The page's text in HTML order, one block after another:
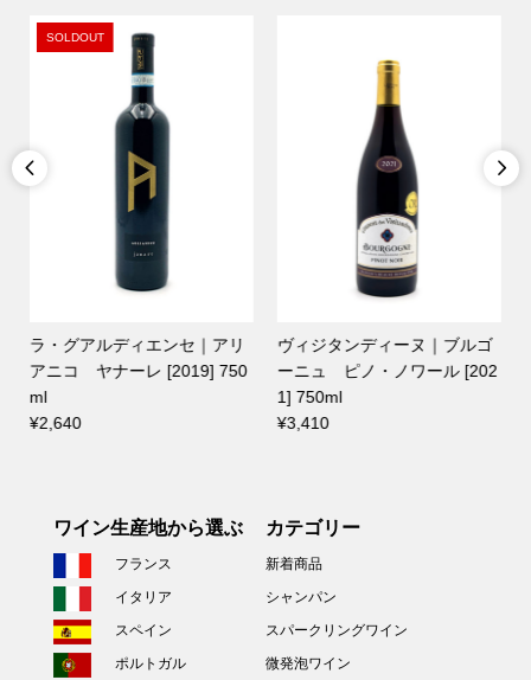

SOLDOUT
ラ・グアルディエンセ｜アリ
アニコ ヤナーレ [2019] 750
ml
¥2,640
ヴィジタンディーヌ｜ブルゴ
ーニュ ピノ・ノワール [202
1] 750ml
¥3,410

ワイン生産地から選ぶ
フランス
イタリア
スペイン
ポルトガル
カテゴリー
新着商品
シャンパン
スパークリングワイン
微発泡ワイン